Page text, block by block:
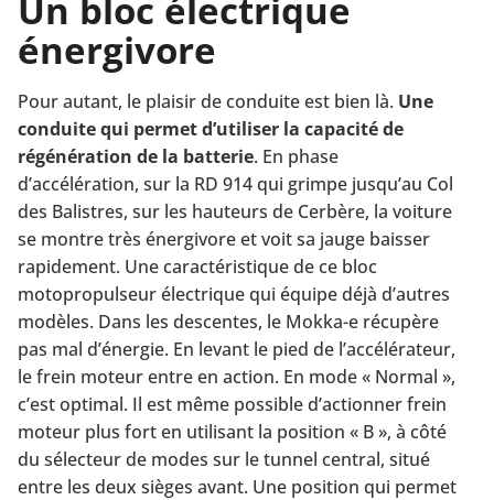
Un bloc électrique
énergivore
Pour autant, le plaisir de conduite est bien là. Une
conduite qui permet d’utiliser la capacité de
régénération de la batterie. En phase
d’accélération, sur la RD 914 qui grimpe jusqu’au Col
des Balistres, sur les hauteurs de Cerbère, la voiture
se montre très énergivore et voit sa jauge baisser
rapidement. Une caractéristique de ce bloc
motopropulseur électrique qui équipe déjà d’autres
modèles. Dans les descentes, le Mokka-e récupère
pas mal d’énergie. En levant le pied de l’accélérateur,
le frein moteur entre en action. En mode « Normal »,
c’est optimal. Il est même possible d’actionner frein
moteur plus fort en utilisant la position « B », à côté
du sélecteur de modes sur le tunnel central, situé
entre les deux sièges avant. Une position qui permet